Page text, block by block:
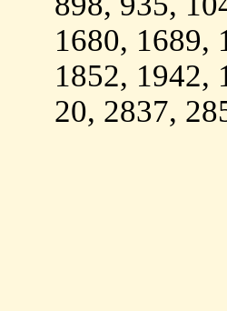
1680, 1689,
1852, 1942,
20, 2837,